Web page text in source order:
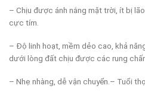
– Chịu được ánh nắng mặt trời, ít bị
cực tím.
– Độ linh hoạt, mềm dẻo cao, khả
dưới lòng đất chịu được các rung
– Nhẹ nhàng, dễ vận chuyển.– Tuổi